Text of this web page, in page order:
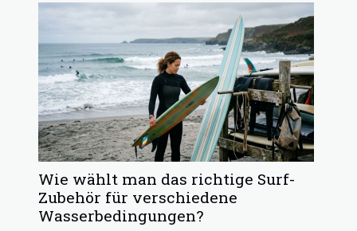
Wie wählt man das richtige Surf-
Zubehör für verschiedene
Wasserbedingungen?